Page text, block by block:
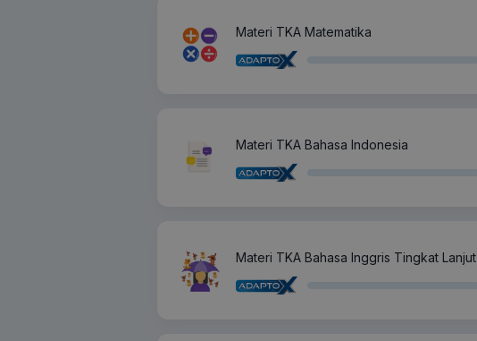
Materi TKA Matematika
Materi TKA Bahasa Indonesia
Materi TKA Bahasa Inggris Tingkat Lanjut